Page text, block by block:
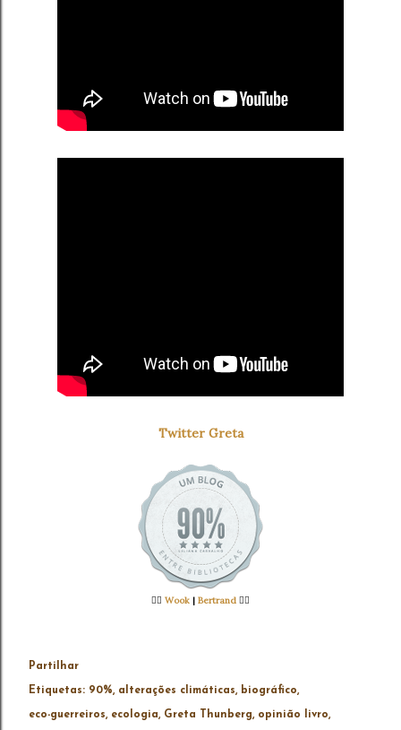
Twitter Greta
👉🏻 Wook | Bertrand 👈🏻
Partilhar
Etiquetas: 90% alterações climáticas biográfico
eco-guerreiros ecologia Greta Thunberg opinião livro